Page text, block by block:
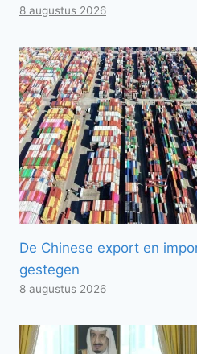
8 augustus 2026
De Chinese export en
gestegen
8 augustus 2026